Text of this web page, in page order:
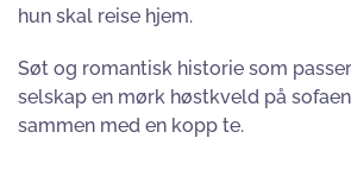
hun skal reise hjem.
Søt og romantisk historie som
selskap en mørk høstkveld på
sammen med en kopp te.